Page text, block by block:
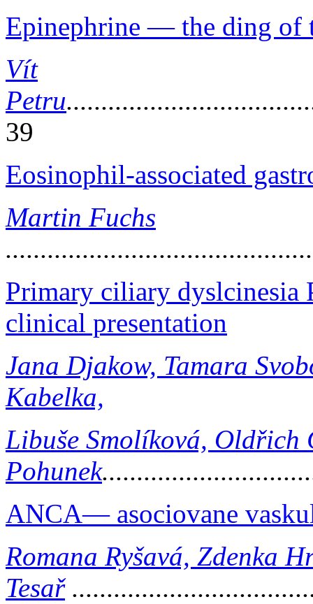
Epinephrine — the ding of
Vít
Petru
39
Eosinophil-associated
Martin Fuchs
Primary ciliary dyslcinesia
clinical presentation
Jana Djakow, Tamara
Kabelka,
Libuše Smolíková, Oldřich
Pohunek
ANCA— asociovane
Romana Ryšavá, Zdenka
Tesař